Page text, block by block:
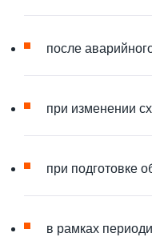
после
при изменении
при подготовке
в рамках